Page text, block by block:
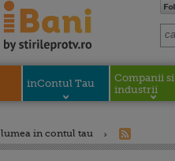
inContul Tau
Companii si
industrii
lumea in contul tau